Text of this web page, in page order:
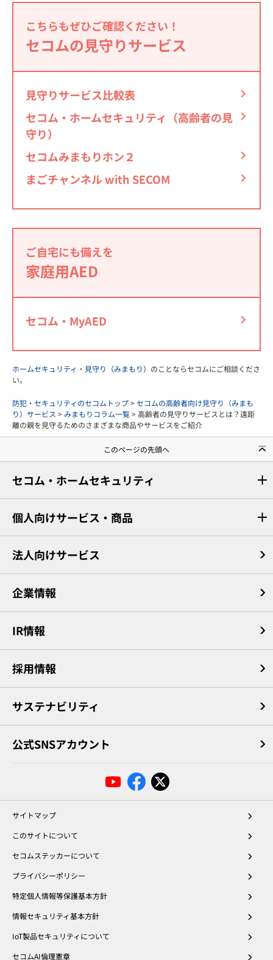
こちらもぜひご確認ください！
セコムの見守りサービス
見守りサービス比較表
セコム・ホームセキュリティ（高齢者の見
守り）
セコムみまもりホン２
まごチャンネル with SECOM
ご自宅にも備えを
家庭用AED
セコム・MyAED
ホームセキュリティ ・ 見守り （みまもり）のことならセコムにご相談くださ
い。
防犯・セキュリティのセコムトップ>セコムの高齢者向け見守り（みまも
り）サービス > みまもりコラム一覧> 高齢者の見守りサービスとは？遠距
離の親を見守るためのさまざまな商品やサービスをご紹介
このページの先頭へ
セコム・ホームセキュリティ
個人向けサービス・商品
法人向けサービス
企業情報
IR情報
採用情報
サステナビリティ
公式SNSアカウント
サイトマップ
このサイトについて
セコムステッカーについて
プライバシーポリシー
特定個人情報等保護基本方針
情報セキュリティ基本方針
IoT製品セキュリティについて
セコムAI倫理憲章